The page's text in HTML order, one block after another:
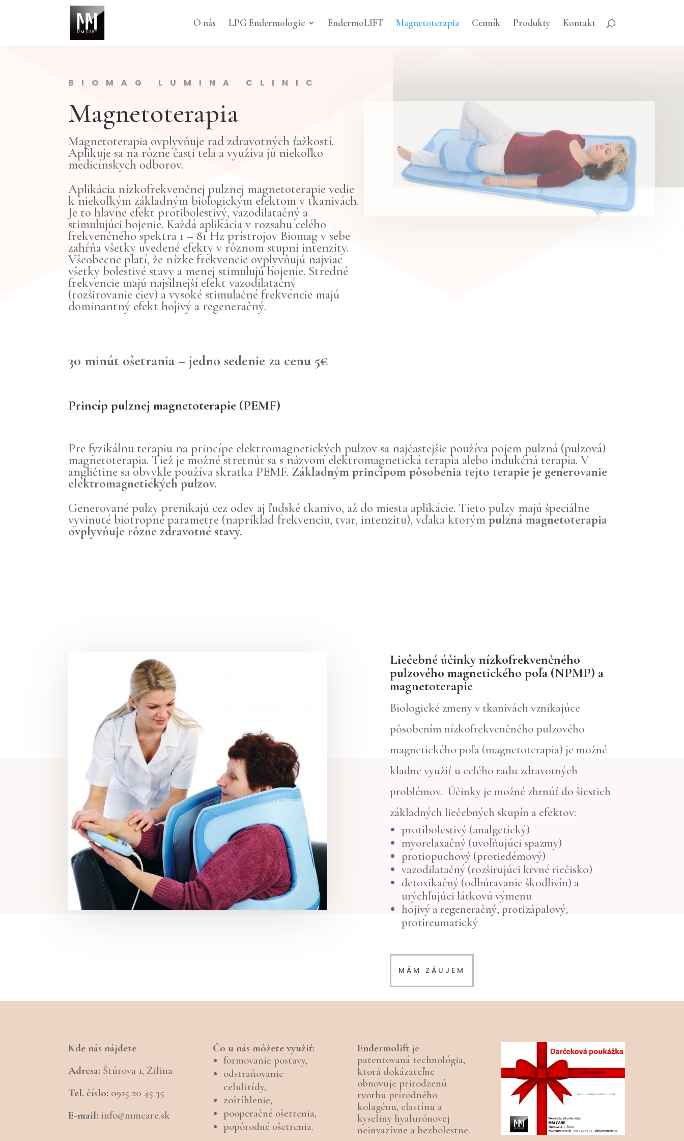
O nás LPG Endermologie EndermoLIFT Magnetoterapia Cenník Produkty Kontakt
BIOMAG LUMINA CLINIC
Magnetoterapia
Magnetoterapia ovplyvňuje rad zdravotných ťažkostí.
Aplikuje sa na rôzne časti tela a využíva ju niekoľko
medicínskych odborov.
Aplikácia nízkofrekvenčnej pulznej magnetoterapie vedie
k niekoľkým základným biologickým efektom v tkanivách.
Je to hlavne efekt protibolestivý, vazodilatačný a
stimulujúci hojenie. Každá aplikácia v rozsahu celého
frekvenčného spektra 1 – 81 Hz prístrojov Biomag v sebe
zahŕňa všetky uvedené efekty v rôznom stupni intenzity.
Všeobecne platí, že nízke frekvencie ovplyvňujú najviac
všetky bolestivé stavy a menej stimulujú hojenie. Stredné
frekvencie majú najsilnejší efekt vazodilatačný
(rozširovanie ciev) a vysoké stimulačné frekvencie majú
dominantný efekt hojivý a regeneračný.
30 minút ošetrania – jedno sedenie za cenu 5€
Princíp pulznej magnetoterapie (PEMF)
Pre fyzikálnu terapiu na princípe elektromagnetických pulzov sa najčastejšie používa pojem pulzná (pulzová)
magnetoterapia. Tiež je možné stretnúť sa s názvom elektromagnetická terapia alebo indukčná terapia. V
angličtine sa obvykle používa skratka PEMF. Základným princípom pôsobenia tejto terapie je generovanie
elektromagnetických pulzov.
Generované pulzy prenikajú cez odev aj ľudské tkanivo, až do miesta aplikácie. Tieto pulzy majú špeciálne
vyvinuté biotropné parametre (napríklad frekvenciu, tvar, intenzitu), vďaka ktorýmpulzná magnetoterapia
ovplyvňuje rôzne zdravotné stavy.
Liečebné účinky nízkofrekvenčného
pulzového magnetického poľa (NPMP) a
magnetoterapie
Biologické zmeny v tkanivách vznikajúce
pôsobením nízkofrekvenčného pulzového
magnetického poľa (magnetoterapia) je možné
kladne využiť u celého radu zdravotných
problémov. Účinky je možné zhrnúť do šiestich
základných liečebných skupín a efektov:
protibolestivý (analgetický)
myorelaxačný (uvoľňujúci spazmy)
protiopuchový (protiedémový)
vazodilatačný (rozširujúci krvné riečisko)
detoxikačný (odbúravanie škodlivín) a
urýchľujúci látkovú výmenu
hojivý a regeneračný, protizápalový,
protireumatický
MÁM ZÁUJEM
Kde nás nájdete
Adresa: Štúrova 1, Žilina
Tel. číslo: 0915 20 45 35
E-mail: info@mmcare.sk
Čo u nás môžete využiť:
formovanie postavy,
odstraňovanie
celulitídy,
zoštíhlenie,
pooperačné ošetrenia,
popôrodné ošetrenia.
Endermoliftje
patentovaná technológia,
ktorá dokázateľne
obnovuje prirodzenú
tvorbu prírodného
kolagénu, elastínu a
kyseliny hyalurónovej
neinvazívne a bezbolestne.